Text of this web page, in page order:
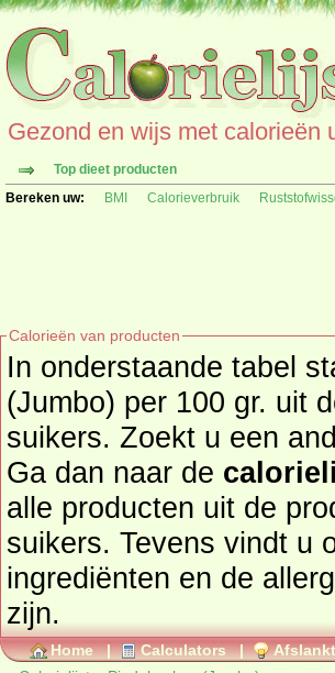
Gezond en wijs met calorieën
Top dieet producten
Bereken uw:
BMI Calorieverbruik
Calorieën van producten
In onderstaande tabel
(Jumbo) per 100 gr. uit
suikers. Zoekt u een ander product en de calorieën daarvan?
Ga dan naar de
alle producten uit de
suikers. Tevens vindt u ook de uitgebreide calorie informatie,
ingrediënten en de
zijn.
Home | Calculators |